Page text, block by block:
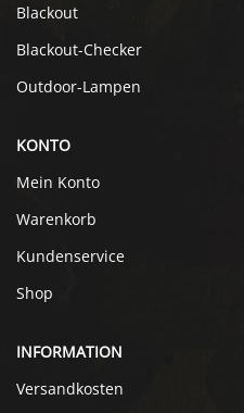
Blackout
Blackout-Checker
Outdoor-Lampen
KONTO
Mein Konto
Warenkorb
Kundenservice
Shop
INFORMATION
Versandkosten